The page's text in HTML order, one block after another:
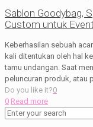
Sablon Goodybag,
Custom untuk
Keberhasilan sebuah
kali ditentukan oleh hal
tamu undangan. Saat
peluncuran produk, atau
Do you like it?0
0 Read more